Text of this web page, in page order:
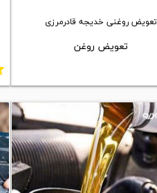
تعویض روغنی خدیجه قادرمرزی
تعویض روغن